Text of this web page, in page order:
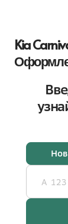
Kia